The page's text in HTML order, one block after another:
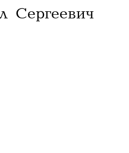
Сергеевич